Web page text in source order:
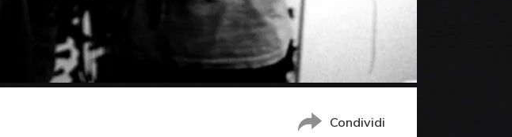
Condividi